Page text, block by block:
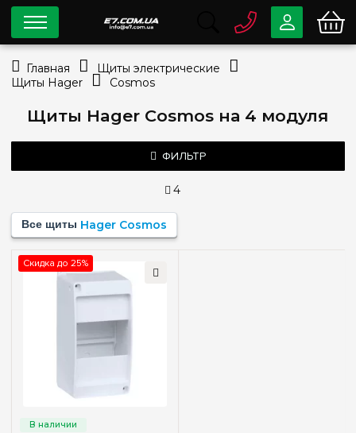
Щиты Hager Cosmos на 4 модуля
ФИЛЬТР
Наружный(1)
Количество модулей
(+5)
4
Все щиты Hager Cosmos
Скидка до 25%
0 800 33-63-07
044334-79-78
Viber Telegram
Главная
Щиты электрические
Щиты Hager
Cosmos